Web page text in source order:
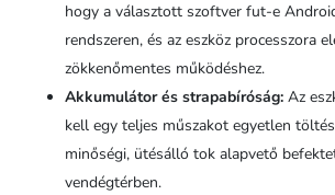
hogy a választott szoftver fut-e
rendszeren, és az eszköz processzora
zökkenőmentes működéshez.
Akkumulátor és strapabíróság:Az
kell egy teljes műszakot egyetlen
minőségi, ütésálló tok alapvető
vendégtérben.